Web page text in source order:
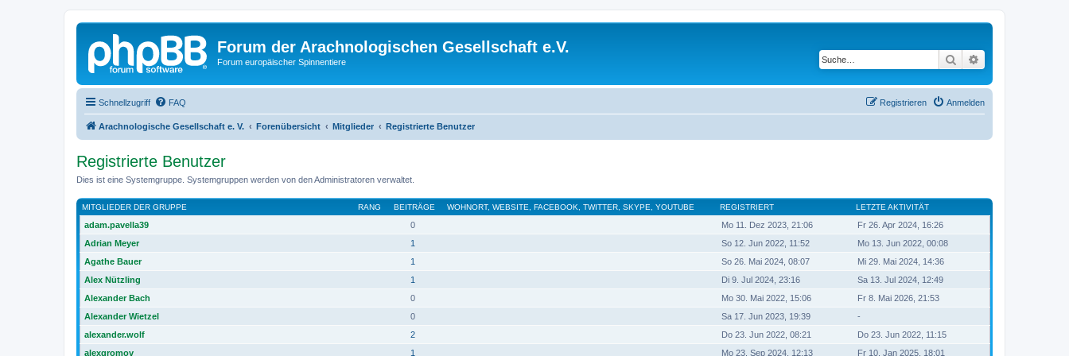
Forum der Arachnologischen Gesellschaft e.V.
Forum europäischer Spinnentiere Suche
Schnellzugriff FAQ Anmelden
Registrieren
Arachnologische Gesellschaft e. V. Forenübersicht Mitglieder Registrierte Benutzer
Registrierte Benutzer
Dies ist eine Systemgruppe. Systemgruppen werden von den Administratoren verwaltet.
RANG
MITGLIEDER DER GRUPPE BEITRÄGE WOHNORT, WEBSITE, FACEBOOK, TWITTER, SKYPE, YOUTUBE REGISTRIERT LETZTE AKTIVITÄT
adam.pavella39 0 Mo 11. Dez 2023, 21:06
Fr 26. Apr 2024, 16:26
Adrian Meyer
1 So 12. Jun 2022, 11:52
Mo 13. Jun 2022, 00:08
Agathe Bauer
1 So 26. Mai 2024, 08:07
Mi 29. Mai 2024, 14:36
Alex Nützling
1 Di 9. Jul 2024, 23:16
Sa 13. Jul 2024, 12:49
Alexander Bach
0 Mo 30. Mai 2022, 15:06
Fr 8. Mai 2026, 21:53
Alexander Wietzel
0 Sa 17. Jun 2023, 19:39
-
alexander.wolf
2 Do 23. Jun 2022, 08:21
Do 23. Jun 2022, 11:15
alexgromov
1 Mo 23. Sep 2024, 12:13
Fr 10. Jan 2025, 18:01